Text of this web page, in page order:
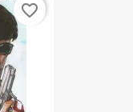
favorite_border